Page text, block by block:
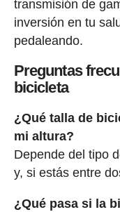
transmisión de
inversión en tu
pedaleando.
Preguntas
bicicleta
¿Qué talla de
mi altura?
Depende del tipo
y, si estás entre
¿Qué pasa si la